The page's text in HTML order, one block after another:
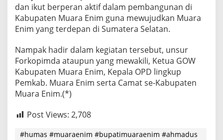
dan ikut berperan aktif dalam pembangunan di
Kabupaten Muara Enim guna mewujudkan Muara
Enim yang terdepan di Sumatera Selatan.
Nampak hadir dalam kegiatan tersebut, unsur
Forkopimda ataupun yang mewakili, Ketua GOW
Kabupaten Muara Enim, Kepala OPD lingkup
Pemkab. Muara Enim serta Camat se-Kabupaten
Muara Enim.(*)
Post Views: 2,708
#humas #muaraenim #bupatimuaraenim #ahmadus